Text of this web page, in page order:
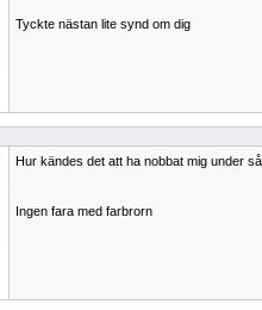
Tyckte nästan lite synd om dig
Hur kändes det att ha nobbat mig under
Ingen fara med farbrorn